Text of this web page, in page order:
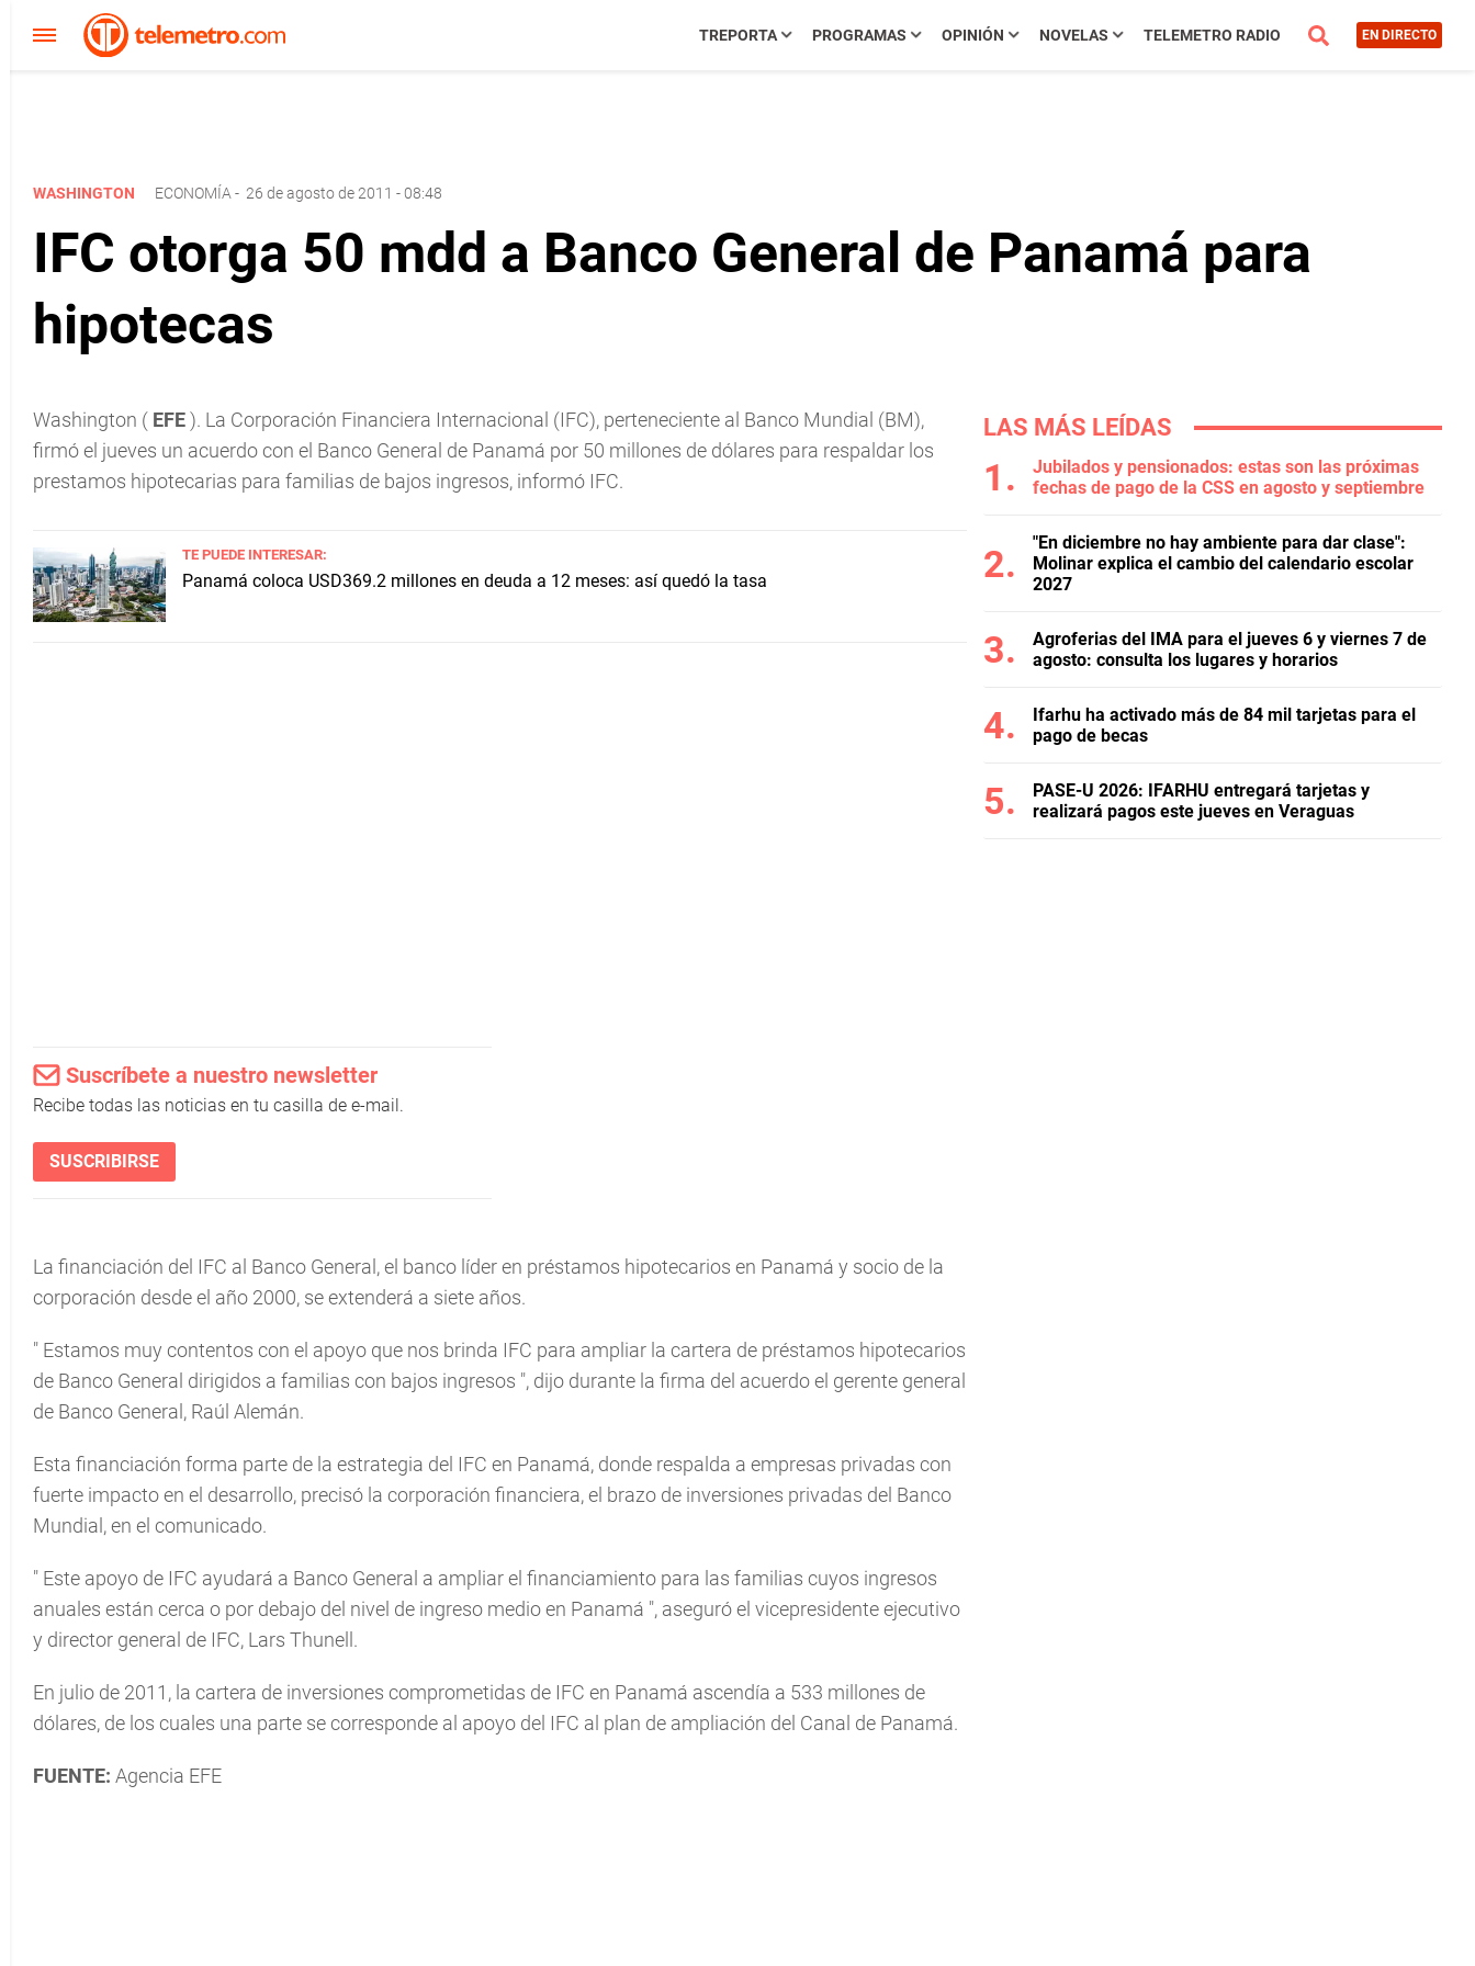
TREPORTA PROGRAMAS OPINIÓN NOVELAS TELEMETRO RADIO EN DIRECTO
WASHINGTON ECONOMÍA - 26 de agosto de 2011 - 08:48
IFC otorga 50 mdd a Banco General de Panamá para
hipotecas
Washington ( EFE). La Corporación Financiera Internacional (IFC), perteneciente al Banco Mundial (BM),
firmó el jueves un acuerdo con el Banco General de Panamá por 50 millones de dólares para respaldar los
prestamos hipotecarias para familias de bajos ingresos, informó IFC.
TE PUEDE INTERESAR:
Panamá coloca USD369.2 millones en deuda a 12 meses: así quedó la tasa
Suscríbete a nuestro newsletter
Recibe todas las noticias en tu casilla de e-mail.
SUSCRIBIRSE
La financiación del IFC al Banco General, el banco líder en préstamos hipotecarios en Panamá y socio de la
corporación desde el año 2000, se extenderá a siete años.
" Estamos muy contentos con el apoyo que nos brinda IFC para ampliar la cartera de préstamos hipotecarios
de Banco General dirigidos a familias con bajos ingresos ", dijo durante la firma del acuerdo el gerente general
de Banco General, Raúl Alemán.
Esta financiación forma parte de la estrategia del IFC en Panamá, donde respalda a empresas privadas con
fuerte impacto en el desarrollo, precisó la corporación financiera, el brazo de inversiones privadas del Banco
Mundial, en el comunicado.
" Este apoyo de IFC ayudará a Banco General a ampliar el financiamiento para las familias cuyos ingresos
anuales están cerca o por debajo del nivel de ingreso medio en Panamá ", aseguró el vicepresidente ejecutivo
y director general de IFC, Lars Thunell.
En julio de 2011, la cartera de inversiones comprometidas de IFC en Panamá ascendía a 533 millones de
dólares, de los cuales una parte se corresponde al apoyo del IFC al plan de ampliación del Canal de Panamá.
FUENTE: Agencia EFE
LAS MÁS LEÍDAS
Jubilados y pensionados: estas son las próximas
fechas de pago de la CSS en agosto y septiembre
"En diciembre no hay ambiente para dar clase":
Molinar explica el cambio del calendario escolar
2027
Agroferias del IMA para el jueves 6 y viernes 7 de
agosto: consulta los lugares y horarios
Ifarhu ha activado más de 84 mil tarjetas para el
pago de becas
PASE-U 2026: IFARHU entregará tarjetas y
realizará pagos este jueves en Veraguas